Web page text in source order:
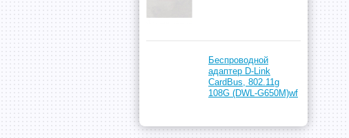
Беспроводной
адаптер D-Link
CardBus, 802.11g
108G (DWL-G650M)wf